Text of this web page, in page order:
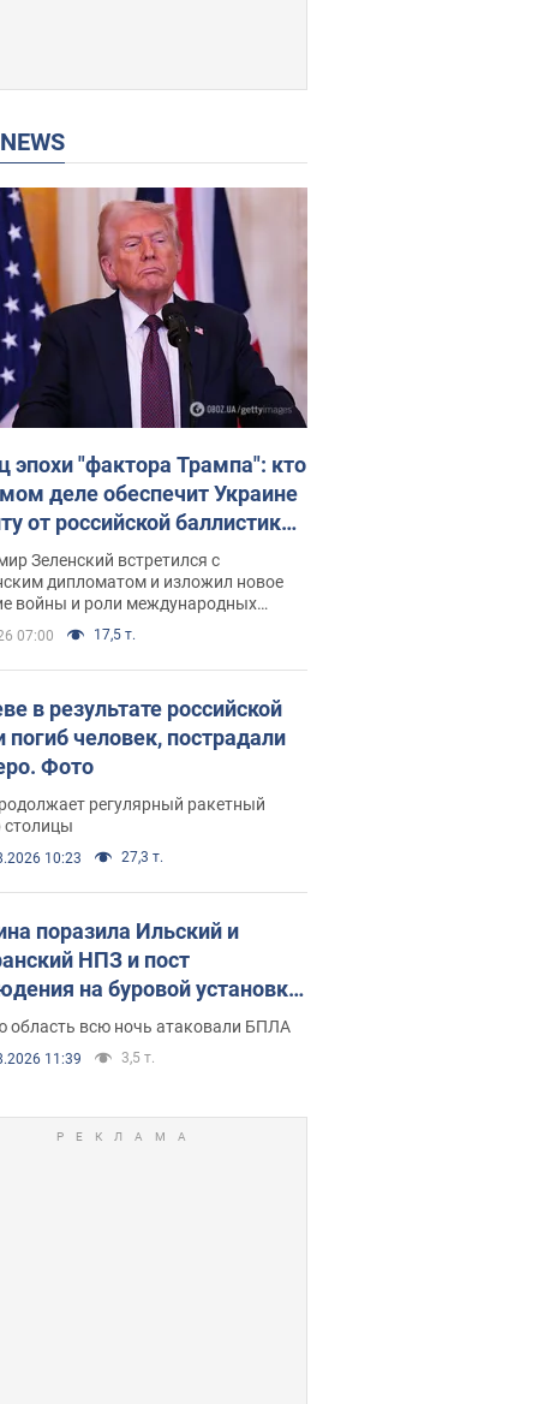
NEWS
эпохи "фактора Трампа": кто
деле обеспечит Украине
от российской баллистики.
с Безсмертным
Зеленский встретился с
дипломатом и изложил новое
войны и роли международных
в борьбе с Россией
07:00 17,5 т.
в результате российской
погиб человек, пострадали
Фото
регулярный ракетный
столицы
10:23 27,3 т.
поразила Ильский и
НПЗ и пост
на буровой установке
Генштаб раскрыл детали.
видео
область всю ночь атаковали БПЛА
11:39 3,5 т.